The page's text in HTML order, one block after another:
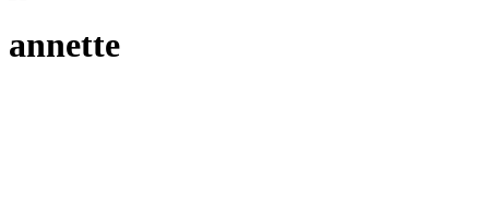
annette